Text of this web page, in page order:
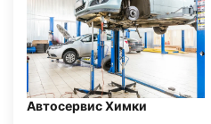
Автосервис Химки